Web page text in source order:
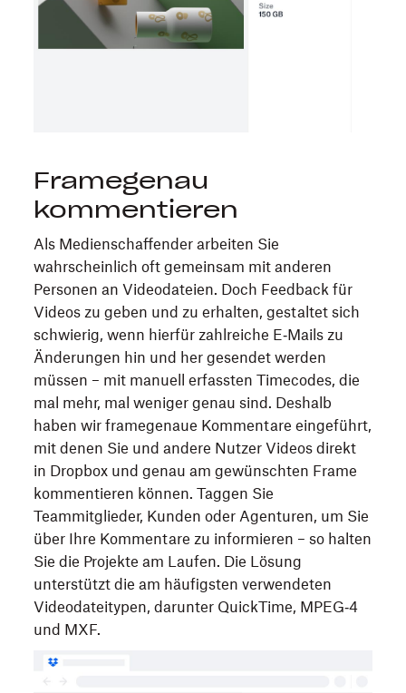
Framegenau
kommentieren
Als Medienschaffender arbeiten Sie
wahrscheinlich oft gemeinsam mit anderen
Personen an Videodateien. Doch Feedback für
Videos zu geben und zu erhalten, gestaltet sich
schwierig, wenn hierfür zahlreiche E‑Mails zu
Änderungen hin und her gesendet werden
müssen – mit manuell erfassten Timecodes, die
mal mehr, mal weniger genau sind. Deshalb
haben wir framegenaue Kommentare eingeführt,
mit denen Sie und andere Nutzer Videos direkt
in Dropbox und genau am gewünschten Frame
kommentieren können. Taggen Sie
Teammitglieder, Kunden oder Agenturen, um Sie
über Ihre Kommentare zu informieren – so halten
Sie die Projekte am Laufen. Die Lösung
unterstützt die am häufigsten verwendeten
Videodateitypen, darunter QuickTime, MPEG‑4
und MXF.